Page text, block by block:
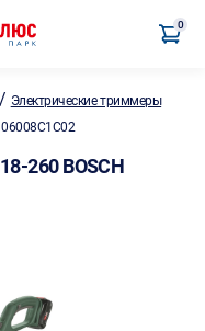
0
Электрические триммеры
260 BOSCH